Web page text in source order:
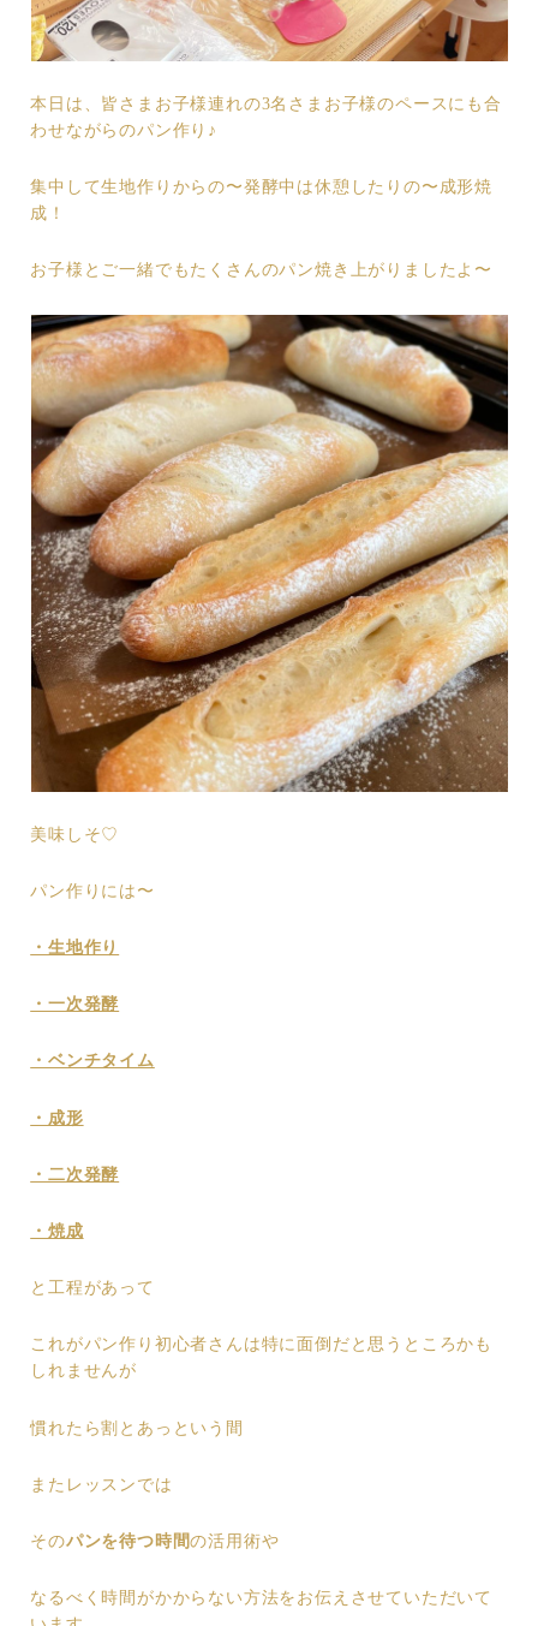
本日は、皆さまお子様連れの3名さまお子様のペースにも合
わせながらのパン作り♪
集中して生地作りからの〜発酵中は休憩したりの〜成形焼
成！
お子様とご一緒でもたくさんのパン焼き上がりましたよ〜
美味しそ♡
パン作りには〜
・生地作り
・一次発酵
・ベンチタイム
・成形
・二次発酵
・焼成
と工程があって
これがパン作り初心者さんは特に面倒だと思うところかも
しれませんが
慣れたら割とあっという間
またレッスンでは
そのパンを待つ時間の活用術や
なるべく時間がかからない方法をお伝えさせていただいて